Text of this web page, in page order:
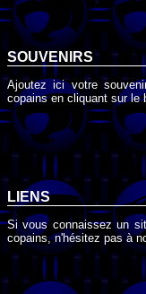
SOUVENIRS
Ajoutez ici votre
copains en cliquant sur le
LIENS
Si vous connaissez un
copains, n'hésitez pas à